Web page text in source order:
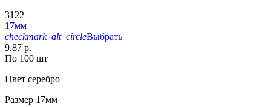
3122
17мм
checkmark_alt_circleВыбрать
9.87 р.
По 100 шт
Цвет серебро
Размер 17мм